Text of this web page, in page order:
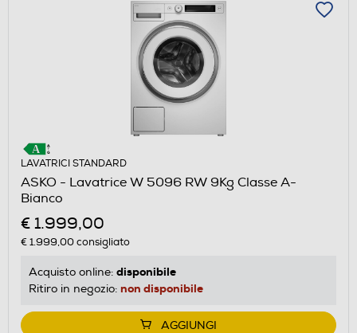
LAVATRICI STANDARD
ASKO - Lavatrice W 5096 RW 9Kg Classe A-
Bianco
€ 1.999,00
€ 1.999,00consigliato
Acquisto online: disponibile
Ritiro in negozio: non disponibile
AGGIUNGI